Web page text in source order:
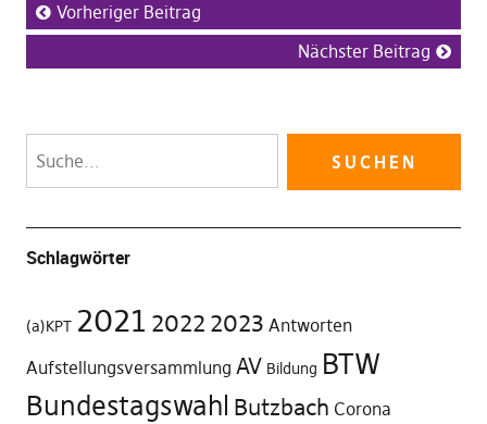
Vorheriger Beitrag
Nächster Beitrag
Schlagwörter
(a)KPT 2021 2022 2023 Antworten
Aufstellungsversammlung AV Bildung BTW
Bundestagswahl Butzbach Corona